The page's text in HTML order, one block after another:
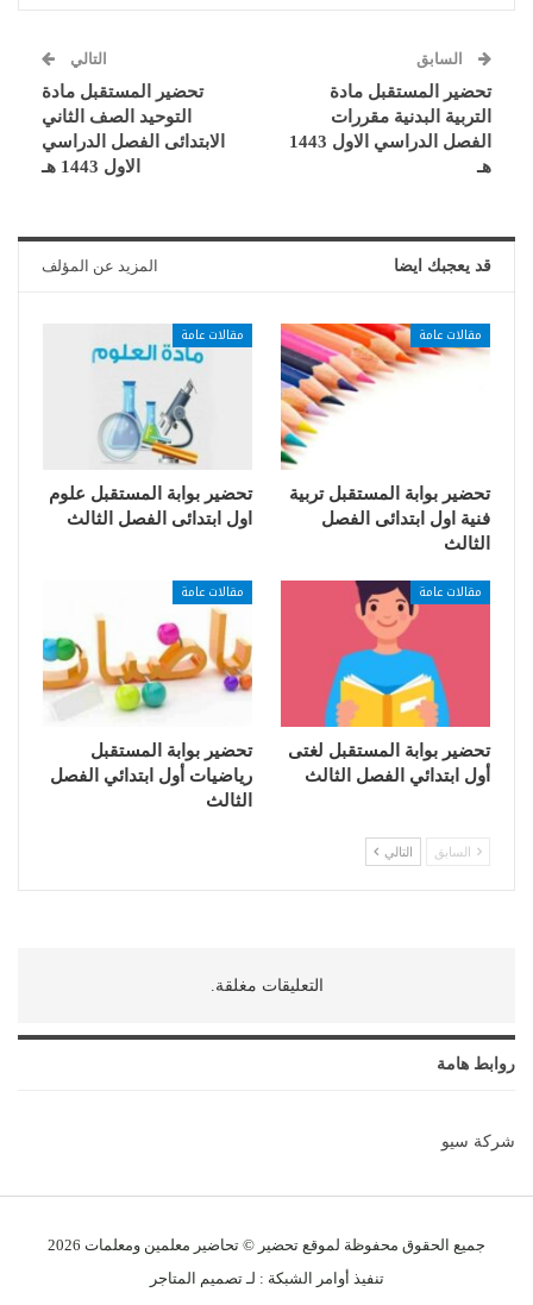
السابق
تحضير المستقبل مادة
التربية البدنية مقررات
الفصل الدراسي الاول 1443
هـ
التالي
تحضير المستقبل مادة
التوحيد الصف الثاني
الابتدائى الفصل الدراسي
الاول 1443 هـ
قد يعجبك ايضا المزيد عن المؤلف
مقالات عامة
تحضير بوابة المستقبل تربية
فنية اول ابتدائى الفصل
الثالث
مقالات عامة
تحضير بوابة المستقبل علوم
اول ابتدائى الفصل الثالث
مقالات عامة
تحضير بوابة المستقبل لغتى
أول ابتدائي الفصل الثالث
مقالات عامة
تحضير بوابة المستقبل
رياضيات أول ابتدائي الفصل
الثالث
السابق التالي
التعليقات مغلقة.
روابط هامة
شركة سيو
جميع الحقوق محفوظة لموقع تحضير © تحاضير معلمين ومعلمات
تنفيذ أوامر الشبكة : لـتصميم المتاجر